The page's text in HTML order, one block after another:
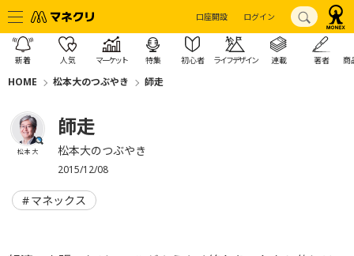
口座開設 ログイン
新着 人気 マーケット 特集 初心者 ライフデザイン 連載 著者 商
HOME 松本大のつぶやき 師走
松本 大
師走
松本大のつぶやき
2015/12/08
マネックス